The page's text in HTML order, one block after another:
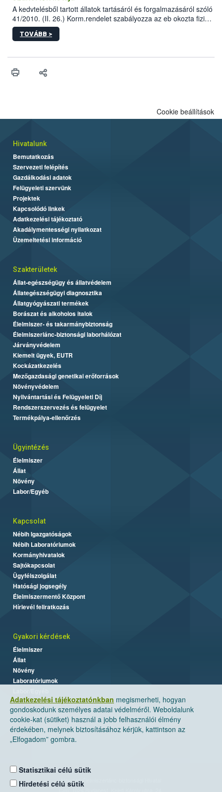
A kedvtelésből tartott állatok tartásáról és forgalmazásáról szóló
41/2010. (II. 26.) Korm.rendelet szabályozza az eb okozta fizikai
sérülés, illetve ennek veszélye keletkezésekor felmerülő
hatósági feladatokat, valamint a veszélyes eb tartását és annak
vonni az ebek viselkedésének megítélésében jártas szakértőt.
TOVÁBB >
Adatkezelési tájékoztatónkban megismerheti, hogyan
gondoskodunk személyes adatai védelméről. Weboldalunk
cookie-kat (sütiket) használ a jobb felhasználói élmény
érdekében, melynek biztosításához kérjük, kattintson az
„Elfogadom” gombra.
Statisztikai célú sütik
Hirdetési célú sütik
Cookie beállítások
Hivatalunk
Bemutatkozás
Szervezeti felépítés
Gazdálkodási adatok
Felügyeleti szervünk
Projektek
Kapcsolódó linkek
Adatkezelési tájékoztató
Akadálymentességi nyilatkozat
Üzemeltetési információ
Szakterületek
Állat-egészségügy és állatvédelem
Állategészségügyi diagnosztika
Állatgyógyászati termékek
Borászat és alkoholos italok
Élelmiszer- és takarmánybiztonság
Élelmiszerlánc-biztonsági laborhálózat
Járványvédelem
Kiemelt ügyek, EUTR
Kockázatkezelés
Mezőgazdasági genetikai erőforrások
Növényvédelem
Nyilvántartási és Felügyeleti Díj
Rendszerszervezés és felügyelet
Termékpálya-ellenőrzés
Ügyintézés
Élelmiszer
Állat
Növény
Labor/Egyéb
Kapcsolat
Nébih Igazgatóságok
Nébih Laboratóriumok
Kormányhivatalok
Sajtókapcsolat
Ügyfélszolgálat
Hatósági jogsegély
Élelmiszermentő Központ
Hírlevél feliratkozás
Gyakori kérdések
Élelmiszer
Állat
Növény
Laboratóriumok
Nemzeti Élelmiszerlánc-biztonsági Hivatal